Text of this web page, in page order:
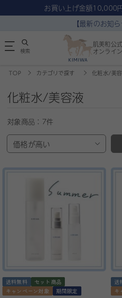
お買い上げ金額10,000
【最新のお知ら
肌美和公式
オンライ
検索
TOP カテゴリで探す 化粧水/美
化粧水/美容液
対象商品： 7件
価格が高い
送料無料
セット商品
キャンペーン対象
期間限定
送
キ